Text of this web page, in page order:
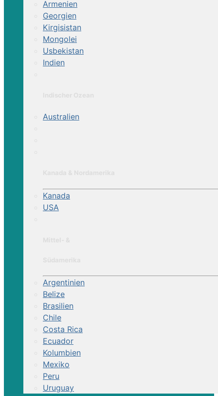
Armenien
Georgien
Kirgisistan
Mongolei
Usbekistan
Indien
Australien
Kanada
USA
Argentinien
Belize
Brasilien
Chile
Costa Rica
Ecuador
Kolumbien
Mexiko
Peru
Uruguay